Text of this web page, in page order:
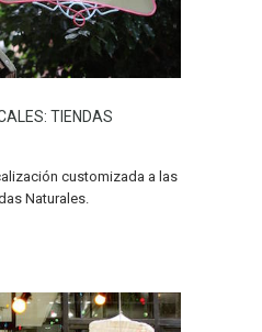
TIENDAS
customizada a las
Naturales.